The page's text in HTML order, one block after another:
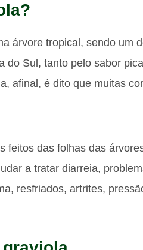
árvore tropical, sendo um
do Sul, tanto pelo sabor
afinal, é dito que muitas
feitos das folhas das
a tratar diarreia,
resfriados, artrites,